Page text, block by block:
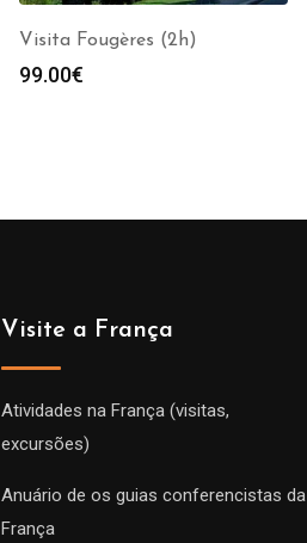
Visita Fougères (2h)
99.00€
Visite a França
Atividades na França (visitas,
excursões)
Anuário de os guias conferencistas da
França